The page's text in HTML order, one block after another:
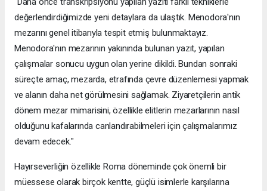
değerlendirdiğimizde yeni detaylara da ulaştık. Menodora'nın
mezarını genel itibarıyla tespit etmiş bulunmaktayız.
Menodora'nın mezarının yakınında bulunan yazıt, yapılan
çalışmalar sonucu uygun olan yerine dikildi. Bundan sonraki
süreçte amaç, mezarda, etrafında çevre düzenlemesi yapmak
ve alanın daha net görülmesini sağlamak. Ziyaretçilerin antik
dönem mezar mimarisini, özellikle elitlerin mezarlarının nasıl
olduğunu kafalarında canlandırabilmeleri için çalışmalarımız
devam edecek."
Hayırseverliğin özellikle Roma döneminde çok önemli bir
müessese olarak birçok kentte, güçlü isimlerle karşılarına